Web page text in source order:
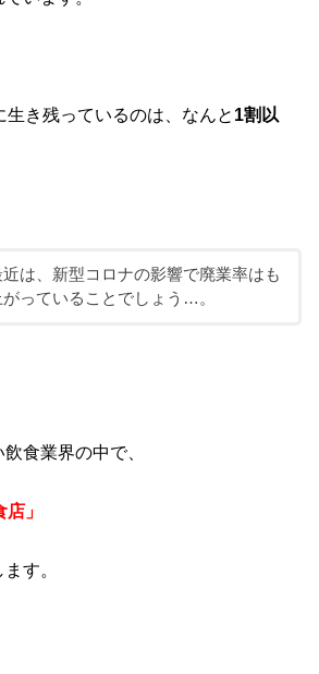
生き残っているのは、なんと 1割以
近は、新型コロナの影響で廃業率はも
がっていることでしょう…。
食業界の中で、
」
す。